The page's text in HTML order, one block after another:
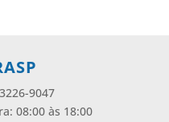
9047
08:00 às 18:00